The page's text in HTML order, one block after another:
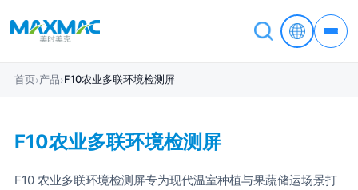
首页›产品›F10农业多联环境检测屏
F10农业多联环境检测屏
F10 农业多联环境检测屏专为现代温室种植与果蔬储运场景打